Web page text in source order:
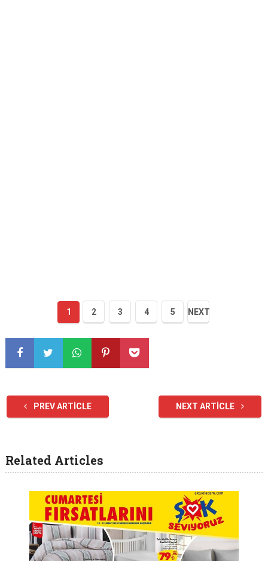
1 2 3 4 5 NEXT
PREV ARTICLE NEXT ARTICLE
Related Articles